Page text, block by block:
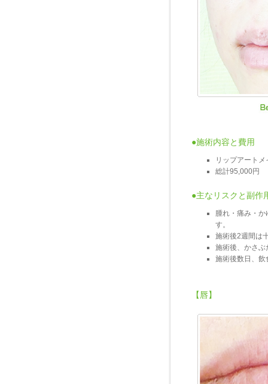
●施術内容と費用
リップアート
総計95,000円
●主なリスクと副作
腫れ・痛み・
す。
施術後2週間は
施術後、かさぶ
施術後数日、飲
【唇】